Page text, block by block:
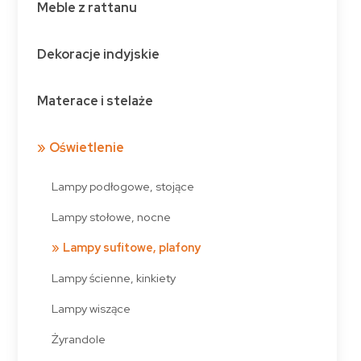
Meble z rattanu
Dekoracje indyjskie
Materace i stelaże
Oświetlenie
Lampy podłogowe, stojące
Lampy stołowe, nocne
Lampy sufitowe, plafony
Lampy ścienne, kinkiety
Lampy wiszące
Żyrandole